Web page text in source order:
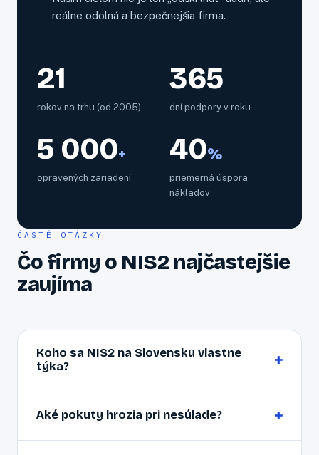
reálne odolná a bezpečnejšia firma.
21
rokov na trhu (od 2005)
365
dní podpory v roku
5 000+
opravených zariadení
40%
priemerná úspora
nákladov
ČASTÉ OTÁZKY
Čo firmy o NIS2 najčastejšie
zaujíma
Koho sa NIS2 na Slovensku vlastne
týka?
+
zamestnancov alebo 10 mil. € obratu) v
Aké pokuty hrozia pri nesúlade? +